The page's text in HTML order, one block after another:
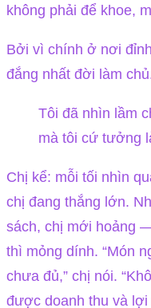
không phải để khoe,
Bởi vì chính ở nơi
đắng nhất đời làm
Tôi đã nhìn lầm
mà tôi cứ tưởng
Chị kể: mỗi tối nhìn
chị đang thắng lớn.
sách, chị mới hoảng
thì mỏng dính. “Món
chưa đủ,” chị nói.
được doanh thu và lợi